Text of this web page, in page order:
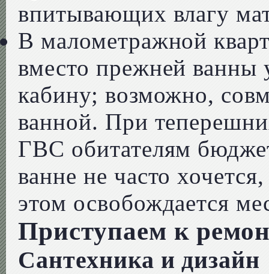
впитывающих влагу
В малометражной
вместо прежней ванны
кабину; возможно,
ванной. При
ГВС обитателям
ванне не часто
этом освобождается
Приступаем к
Сантехника и дизайн